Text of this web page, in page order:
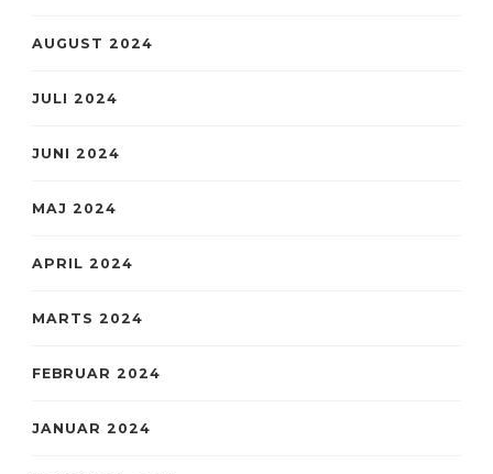
AUGUST 2024
JULI 2024
JUNI 2024
MAJ 2024
APRIL 2024
MARTS 2024
FEBRUAR 2024
JANUAR 2024